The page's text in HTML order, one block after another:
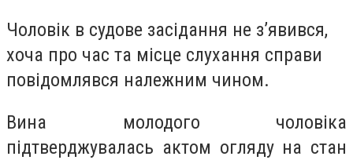
Чоловік в судове засідання не з’явився,
хоча про час та місце слухання справи
повідомлявся належним чином.
Вина молодого чоловіка
підтверджувалась актом огляду на стан